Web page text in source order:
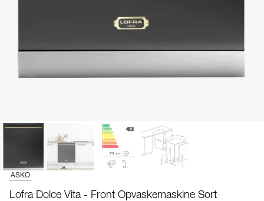
ASKO
Lofra Dolce Vita - Front Opvaskemaskine Sort